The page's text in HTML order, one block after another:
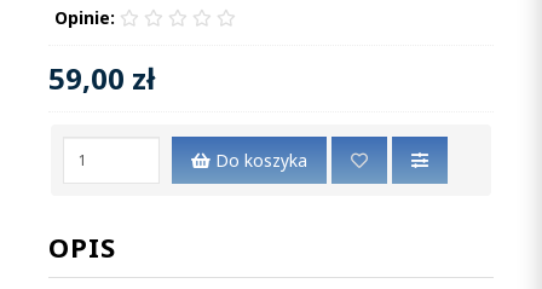
Opinie:
59,00 zł
Do koszyka
OPIS